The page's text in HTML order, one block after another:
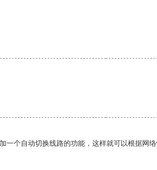
个自动切换线路的功能，这样就可以根据网